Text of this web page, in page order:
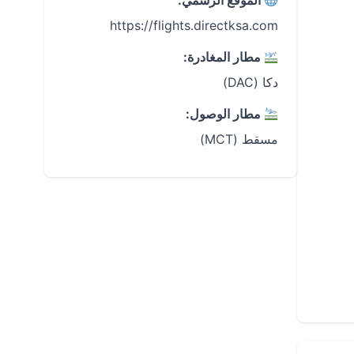
https://flights.directksa.com
مطار المغادرة:
دكا (DAC)
مطار الوصول:
مسقط (MCT)